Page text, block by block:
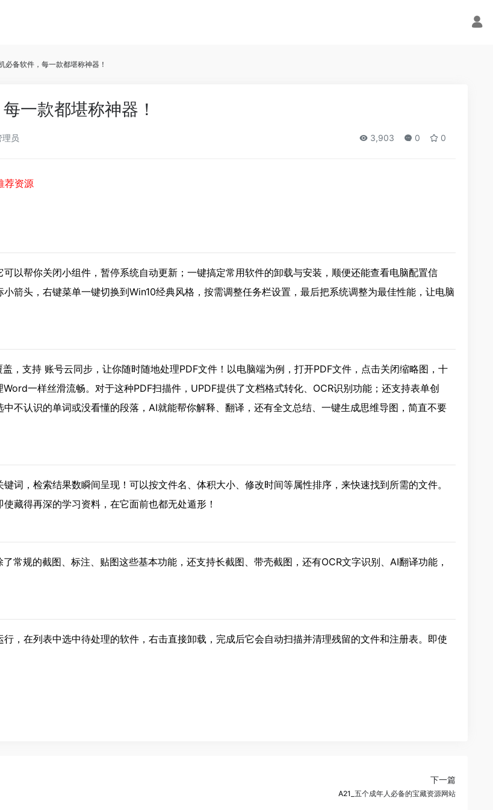
必备软件，每一款都堪称神器！
一款都堪称神器！
理员 3,903 0 0
荐资源
以帮你关闭小组件，暂停系统自动更新；一键搞定常用软件的卸载与安装，顺便还能查看电脑配置信
箭头，右键菜单一键切换到Win10经典风格，按需调整任务栏设置，最后把系统调整为最佳性能，让电脑
，支持 账号云同步，让你随时随地处理PDF文件！以电脑端为例，打开PDF文件，点击关闭缩略图，十
一样丝滑流畅。对于这种PDF扫描件，UPDF提供了文档格式转化、OCR识别功能；还支持表单创
不认识的单词或没看懂的段落，AI就能帮你解释、翻译，还有全文总结、一键生成思维导图，简直不要
词，检索结果数瞬间呈现！可以按文件名、体积大小、修改时间等属性排序，来快速找到所需的文件。
藏得再深的学习资料，在它面前也都无处遁形！
常规的截图、标注、贴图这些基本功能，还支持长截图、带壳截图，还有OCR文字识别、AI翻译功能，
，在列表中选中待处理的软件，右击直接卸载，完成后它会自动扫描并清理残留的文件和注册表。即使
下一篇
A21_五个成年人必备的宝藏资源网站